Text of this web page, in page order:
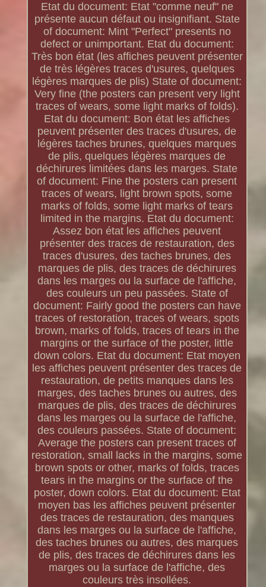
Etat du document: Etat "comme neuf" ne
présente aucun défaut ou insignifiant. State
of document: Mint "Perfect" presents no
defect or unimportant. Etat du document:
Très bon état (les affiches peuvent présenter
de très légères traces d'usures, quelques
légères marques de plis) State of document:
Very fine (the posters can present very light
traces of wears, some light marks of folds).
Etat du document: Bon état les affiches
peuvent présenter des traces d'usures, de
légères taches brunes, quelques marques
de plis, quelques légères marques de
déchirures limitées dans les marges. State
of document: Fine the posters can present
traces of wears, light brown spots, some
marks of folds, some light marks of tears
limited in the margins. Etat du document:
Assez bon état les affiches peuvent
présenter des traces de restauration, des
traces d'usures, des taches brunes, des
marques de plis, des traces de déchirures
dans les marges ou la surface de l'affiche,
des couleurs un peu passées. State of
document: Fairly good the posters can have
traces of restoration, traces of wears, spots
brown, marks of folds, traces of tears in the
margins or the surface of the poster, little
down colors. Etat du document: Etat moyen
les affiches peuvent présenter des traces de
restauration, de petits manques dans les
marges, des taches brunes ou autres, des
marques de plis, des traces de déchirures
dans les marges ou la surface de l'affiche,
des couleurs passées. State of document:
Average the posters can present traces of
restoration, small lacks in the margins, some
brown spots or other, marks of folds, traces
tears in the margins or the surface of the
poster, down colors. Etat du document: Etat
moyen bas les affiches peuvent présenter
des traces de restauration, des manques
dans les marges ou la surface de l'affiche,
des taches brunes ou autres, des marques
de plis, des traces de déchirures dans les
marges ou la surface de l'affiche, des
couleurs très insollées.